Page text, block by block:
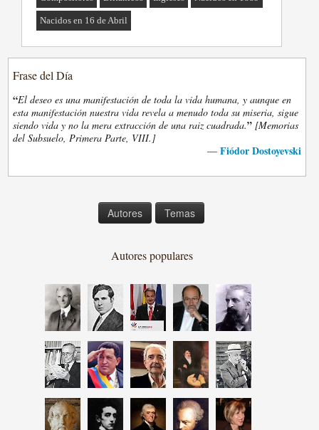
Nacidos en 16 de Abril
Frase del Día
“El deseo es una manifestación de toda la vida humana, y aunque en
esta manifestación nuestra vida revela a menudo toda su miseria, sigue
siendo vida y no la mera extracción de una raiz cuadrada.” [Memorias
del Subsuelo, Primera Parte, VIII.]
— Fiódor Dostoyevski
Autores Temas
Autores populares